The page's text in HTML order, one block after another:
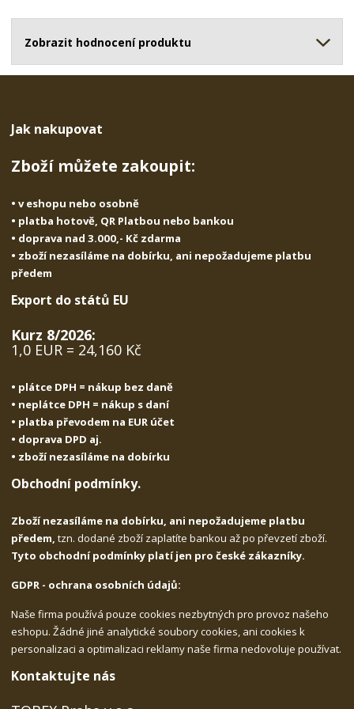
n
s
t
o
t
v
Zobrazit hodnocení produktu
Jak nakupovat
Zboží můžete zakoupit:
• v eshopu nebo osobně
• platba hotově, QR Platbou nebo bankou
• doprava nad 3.000,- Kč zdarma
• zboží nezasíláme na dobírku, ani nepožadujeme platbu
předem
Export do států EU
Kurz 8/2026:
1,0 EUR = 24,160 Kč
• plátce DPH = nákup bez daně
• neplátce DPH = nákup s daní
• platba převodem na EUR účet
• doprava DPD aj.
• zboží nezasíláme na dobírku
Obchodní podmínky.
Zboží nezasíláme na dobírku, ani nepožadujeme platbu
předem,tzn. dodané zboží zaplatíte bankou až po převzetí zboží.
Tyto obchodní podmínky platí jen pro české zákazníky.
GDPR - ochrana osobních údajů:
Naše firma používá pouze cookies nezbytných pro provoz našeho
eshopu. Žádné jiné analytické soubory cookies, ani cookies k
personalizaci a optimalizaci reklamy naše firma nedovoluje používat.
Kontaktujte nás